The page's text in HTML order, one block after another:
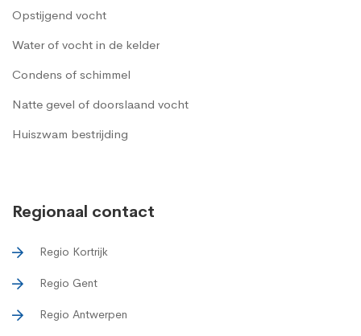
Opstijgend vocht
Water of vocht in de kelder
Condens of schimmel
Natte gevel of doorslaand vocht
Huiszwam bestrijding
Regionaal contact
Regio Kortrijk
Regio Gent
Regio Antwerpen